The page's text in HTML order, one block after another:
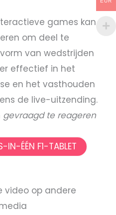
games kan
om deel te
van wedstrijden
effectief in het
en het vasthouden
de live-uitzending.
gevraagd te reageren
IN-ÉÉN F1-TABLET
video op andere